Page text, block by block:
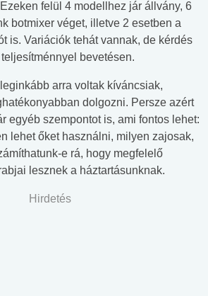
felül 4 modellhez jár állvány, 6
botmixer véget, illetve 2 esetben a
is. Variációk tehát vannak, de kérdés
bevetésen.
arra voltak kíváncsiak,
dolgozni. Persze azért
egyéb szempontot is, ami fontos lehet:
lehet őket használni, milyen zajosak,
e rá, hogy megfelelő
lesznek a háztartásunknak.
Hirdetés